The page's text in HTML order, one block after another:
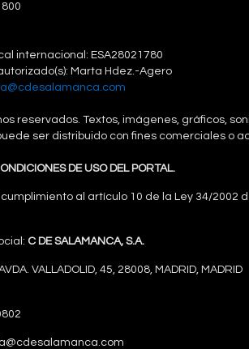
800
internacional: ESA28021780
Marta Hdez.-Agero
reservados. Textos, imágenes, gráficos,
ser distribuido con fines comerciales o
DE USO DEL PORTAL.
al artículo 10 de la Ley 34/2002
C DE SALAMANCA, S.A.
VALLADOLID, 45, 28008, MADRID, MADRID